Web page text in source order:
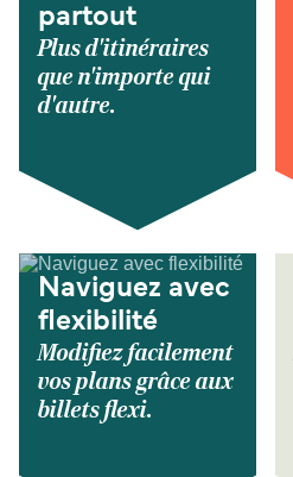
partout
Plus d'itinéraires
que n'importe qui
d'autre.
Naviguez avec
flexibilité
Modifiez facilement
vos plans grâce aux
billets flexi.